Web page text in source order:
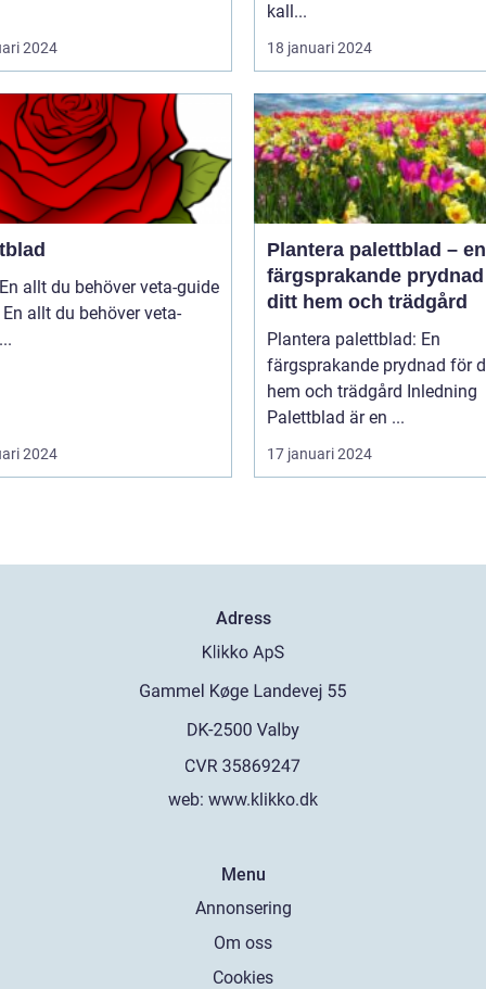
2024
kall...
18 januari 2024
allt du behöver veta-guide
allt du behöver veta-
guide ...
2024
Plantera palettblad – en
färgsprakande
ditt hem och trädgård
Plantera palettblad: En
färgsprakande prydnad för
hem och trädgård Inledning
Palettblad är en ...
17 januari 2024
Adress
web: www.klikko.dk
Menu
Annonsering
Om oss
Cookies